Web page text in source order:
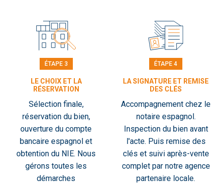
ÉTAPE 3
LE CHOIX ET LA
RÉSERVATION
Sélection finale,
réservation du bien,
ouverture du compte
bancaire espagnol et
obtention du NIE. Nous
gérons toutes les
démarches
ÉTAPE 4
LA SIGNATURE ET REMISE
DES CLÉS
Accompagnement chez le
notaire espagnol.
Inspection du bien avant
l'acte. Puis remise des
clés et suivi après-vente
complet par notre agence
partenaire locale.